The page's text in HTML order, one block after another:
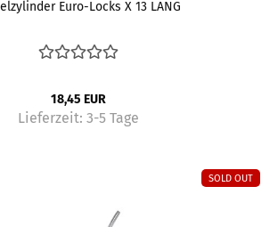
Euro-Locks X 13 LANG
18,45 EUR
Lieferzeit: 3-5 Tage
SOLD OUT